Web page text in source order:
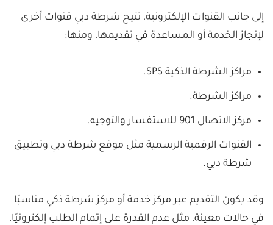
إلى جانب القنوات الإلكترونية، تتيح شرطة دبي قنوات أخرى
لإنجاز الخدمة أو المساعدة في تقديمها، ومنها:
مراكز الشرطة الذكية SPS.
مراكز الشرطة.
مركز الاتصال 901 للاستفسار والتوجيه.
القنوات الرقمية الرسمية مثل موقع شرطة دبي وتطبيق
شرطة دبي.
وقد يكون التقديم عبر مركز خدمة أو مركز شرطة ذكي مناسبًا
في حالات معينة، مثل عدم القدرة على إتمام الطلب إلكترونيًا،